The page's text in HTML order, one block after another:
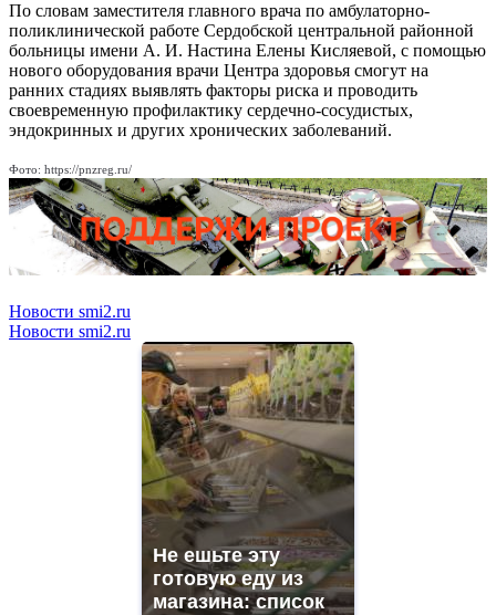
По словам заместителя главного врача по амбулаторно-
поликлинической работе Сердобской центральной районной
больницы имени А. И. Настина Елены Кисляевой, с помощью
нового оборудования врачи Центра здоровья смогут на
ранних стадиях выявлять факторы риска и проводить
своевременную профилактику сердечно-сосудистых,
эндокринных и других хронических заболеваний.
Фото: https://pnzreg.ru/
Новости smi2.ru
Новости smi2.ru
Не ешьте эту
готовую еду из
магазина: список